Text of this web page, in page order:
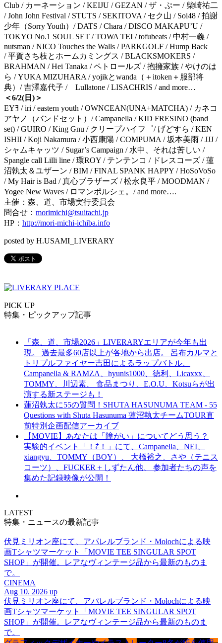
Club / カーネーション / KEIJU / GEZAN / ザ・ぷー / 柴崎祐二
/ John John Festival / STUTS / SEKITOVA / セク山 / Soi48 / 拍謝
少年（Sorry Youth）/ DATS / Chara / DISCO MAKAPU’U /
TOKYO No.1 SOUL SET / TOWA TEI / tofubeats / 中村一義 /
nutsman / NICO Touches the Walls / PARKGOLF / Hump Back
/ 平賀さち枝とホームカミングス / BLACKSMOKERS /
BRAHMAN / Hei Tanaka / ペトロールズ / 抱擁家族 / やけのは
ら / YUKA MIZUHARA / yojikとwanda（＋itoken＋服部将
典）/ 吉澤嘉代子 / Lullatone / LISACHRIS / and more…
＜6/2(日)＞
EYﾖ / iri / eastern youth / OWNCEAN(UNA+MATCHA) / カネコ
アヤノ（バンドセット）/ Campanella / KID FRESINO (band
set) / GUIRO / King Gnu / クリープハイフ゜/ げどすら / KEN
ISHII / Koji Nakamura / 小西康陽 / COMPUMA / 坂本美雨 / JJJ /
シャムキャッツ / Sugar’s Campaign / 水中、それは苦しい /
Spangle call Lilli line / 環ROY / テンテンコ / ドレスコーズ / 蓮
沼執太＆ユザーン / BIM / FINAL SPANK HAPPY / HoSoVoSo
/ My Hair is Bad / 真心ブラザーズ / 松永良平 / MOODMAN /
Yogee New Waves / ロマンポルシェ。/ and more….
主催：森、道、市場実行委員会
問合せ： morimichi@tsuitachi.jp
HP ： http://mori-michi-ichiba.info
posted by H.USAMI_LIVERARY
PICK UP
特集・ピックアップ記事
「森、道、市場2026」LIVERARYエリアが今年も出
現。 過去最多60店以上が各地から出店。 呂布カルマと
トリプルファイヤー吉田によるラップバトル、
Campanella & RAMZA、hyunis1000、徳利、Licaxxx、
TOMMY、川辺素、 食品まつり、E.O.U、Kotsuらが出
演する新ステージも！
蓮沼執太に55の質問！SHUTA HASUNUMA TEAM - 55
Questions with Shuta Hasunuma 蓮沼執太チームTOUR直
前特別企画配信アーカイブ
【MOVIE】あなたは「障がい」についてどう思う？
実験的イベント「！⇄！」にて、Campanella、NEI、
xiangyu、TOMMY（BOY）、 大橋裕之、さや（テニス
コーツ）、FUCKER＋しずたん他、 参加者たちの声を
集めた記録映像が公開！
LATEST
特集・ニュースの最新記事
伏見ミリオン座にて、アパレルブランド・Molochによる映
画Tシャツマーケット「MOVIE TEE SINGULAR SPOT
SHOP」が開催。レアなヴィンテージ品から最新のものま
で。
CINEMA
Aug 10. 2026 up
伏見ミリオン座にて、アパレルブランド・Molochによる映
画Tシャツマーケット「MOVIE TEE SINGULAR SPOT
SHOP」が開催。レアなヴィンテージ品から最新のものま
で。